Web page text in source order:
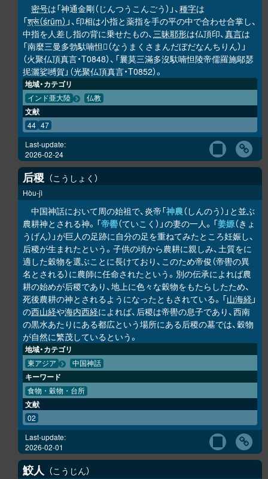
密号は「神通金剛（じんつうこんごう）」、種字は
「श्रूं（śrūṃ） 」、印相は小指と薬指を手の平の中で合わせ合掌し、
中指を人差し指の背に乗せたもの、三昧耶形は仏頂印、真言は
「南麼三曼多勃馱喃怛 𭌇 （なうまくさまんだぼだなんちりん）」
（火聚仏頂真言・T0848）、「曩莫三滿多沒馱喃怛陵帝儒羅施鄔瑟
抳灑娑嚩賀」（光聚仏頂真言・T0852）。
地域・カテゴリ
インド亜大陸 仏教
文献
44 47
Last-update:
2026-02-24
后稷 こうしょく
Hòu-jì
中国神話において周の始祖で、炎帝「神農（しんのう）」と並ぶ
農耕神とされる神。「帝嚳（ていこく）」の妻の一人。「姜嫄（きょ
うげん）」が巨人の足跡に自分の足を重ねてみたところ妊娠し、
后稷が生まれたという。子供の頃から農耕に親しみ、土質をに
適した穀物を選ぶことに長けており、このため帝俊（帝嚳の異
名とされる）に農師に任命されたという。別の伝承によれば農
耕の始めが后稷であり、地上に色々な穀物をもたらしたため、
死後農耕の神とされるようになったともされている。「山海経 」
の西山経や海内西経によれば、后稷は帝嚳の息子であり、西南
の黒水あたりにある都広という場所にある后稷の墓では、穀物
が自然に繁茂しているという。
地域・カテゴリ
東アジア 中国神話
キーワード
食物・穀物・台所
文献
02
Last-update:
2026-02-01
鮫人 こうじん